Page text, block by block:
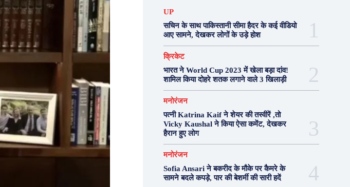
UP
सचिन के साथ पाकिस्तानी सीमा हैदर के कई वीडियो
आए सामने, देखकर लोगों के उड़े होश
क्रिकेट
भारत ने World Cup 2023 में खेला बड़ा दांव!
शामिल किया दोहरे शतक लगाने वाले 3 खिलाड़ी
मनोरंजन
पत्नी Katrina Kaif ने शेयर की तस्वीरें ,तो
Vicky Kaushal ने किया ऐसा कमेंट, देखकर
हैरान हुए लोग
मनोरंजन
Sofia Ansari ने बकरीद के मौके पर कैमरे के
सामने बदले कपड़े, पार की बेशर्मी की सारी हदें